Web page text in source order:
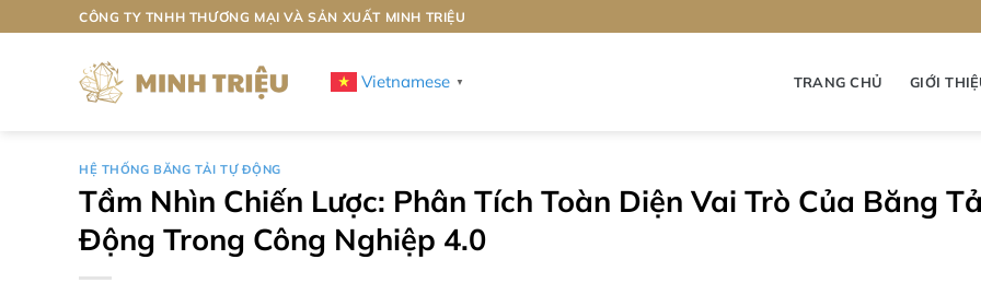
qua
CÔNG TY TNHH THƯƠNG MẠI VÀ SẢN XUẤT MINH TRIỆU
Vietnamese ▼ TRANG CHỦ GIỚI
HỆ THỐNG BĂNG TẢI TỰ ĐỘNG
Tầm Nhìn Chiến Lược: Phân Tích Toàn Diện Vai Trò Của Băng
Động Trong Công Nghiệp 4.0